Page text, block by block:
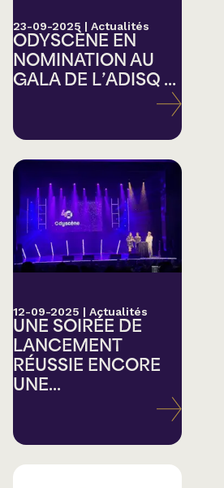
23-09-2025 | Actualités
ODYSCÈNE EN
NOMINATION AU
GALA DE L’ADISQ ...
12-09-2025 | Actualités
UNE SOIRÉE DE
LANCEMENT
RÉUSSIE ENCORE
UNE...